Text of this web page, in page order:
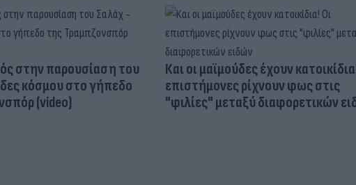
στην παρουσίαση του
κόσμου στο γήπεδο
(video)
Και οι μαϊμούδες έχουν
επιστήμονες ρίχνουν φως στις
"φιλίες" μεταξύ διαφορετικών